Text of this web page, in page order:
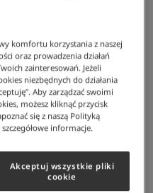
komfortu korzystania z naszej
oraz prowadzenia działań
zainteresowań. Jeżeli
niezbędnych do działania
Aby zarządzać swoimi
możesz kliknąć przycisk
się z naszą Polityką
informacje.
Akceptuj wszystkie pliki
cookie